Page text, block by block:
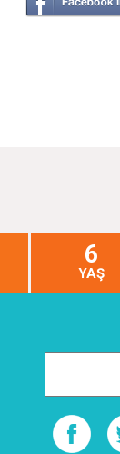
6
YAŞ